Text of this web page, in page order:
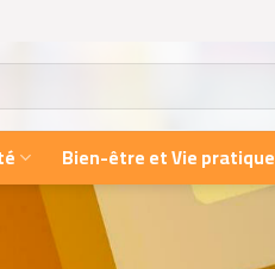
Bien-être et Vie pratique